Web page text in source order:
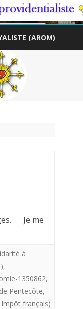
(AROM)
Je me
à
,
1350862,
Pentecôte,
français)